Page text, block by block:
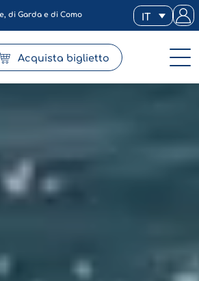
di Garda e di Como IT
Acquista biglietto